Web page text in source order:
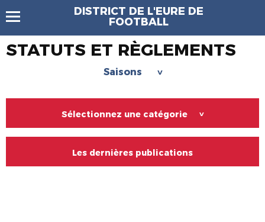
DISTRICT DE L'EURE DE
FOOTBALL
STATUTS ET RÈGLEMENTS
Saisons >
Sélectionnez une catégorie >
Les dernières publications